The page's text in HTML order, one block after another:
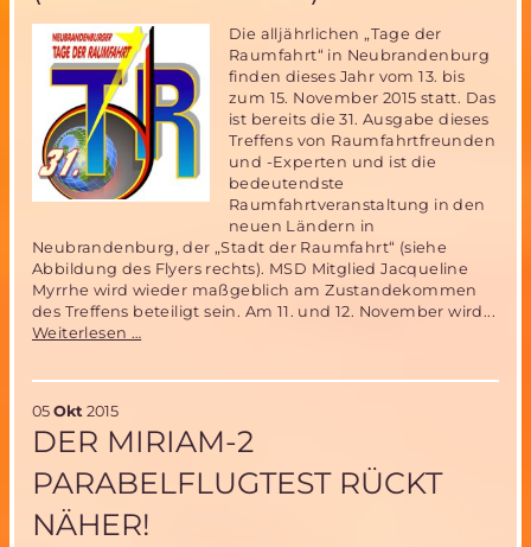
Die alljährlichen „Tage der
Raumfahrt“ in Neubrandenburg
finden dieses Jahr vom 13. bis
zum 15. November 2015 statt. Das
ist bereits die 31. Ausgabe dieses
Treffens von Raumfahrtfreunden
und -Experten und ist die
bedeutendste
Raumfahrtveranstaltung in den
neuen Ländern in
Neubrandenburg, der „Stadt der Raumfahrt“ (siehe
Abbildung des Flyers rechts). MSD Mitglied Jacqueline
Myrrhe wird wieder maßgeblich am Zustandekommen
des Treffens beteiligt sein. Am 11. und 12. November wird...
Weiterlesen …
11.
15.
2015
05 Okt 2015
DER MIRIAM-2
PARABELFLUGTEST RÜCKT
NÄHER!